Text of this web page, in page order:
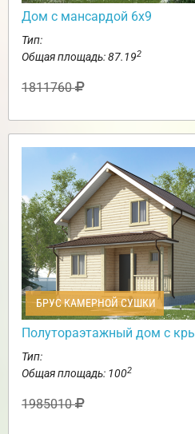
Дом с мансардой 6х9
Тип:
Общая площадь: 87.192
1811760
БРУС КАМЕРНОЙ СУШКИ
Полутораэтажный дом с
Тип:
Общая площадь: 1002
1985010